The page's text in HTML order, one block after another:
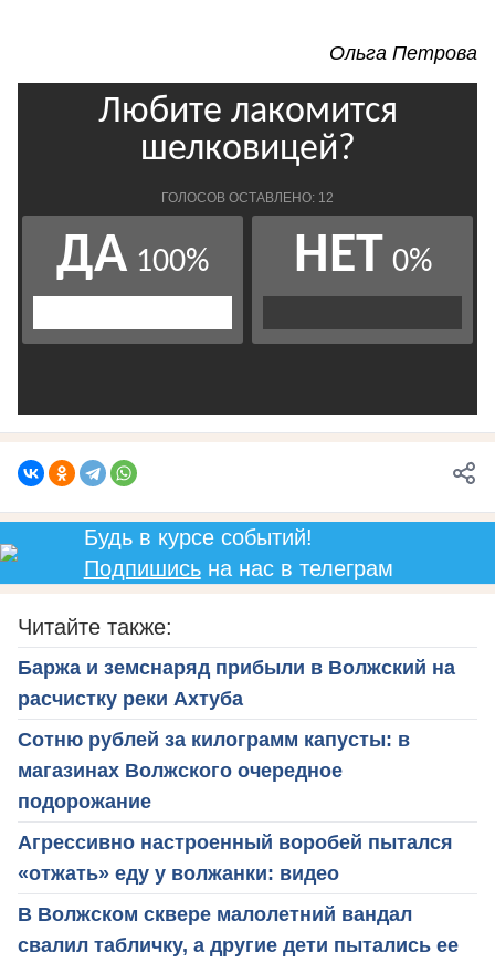
Ольга Петрова
Будь в курсе событий!
Подпишисьна нас в телеграм
Читайте также:
Баржа и земснаряд прибыли в Волжский на
расчистку реки Ахтуба
Сотню рублей за килограмм капусты: в
магазинах Волжского очередное
подорожание
Агрессивно настроенный воробей пытался
«отжать» еду у волжанки: видео
В Волжском сквере малолетний вандал
свалил табличку, а другие дети пытались ее